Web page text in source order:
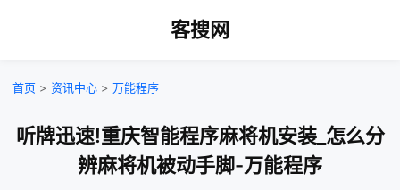
客搜网
首页 > 资讯中心 > 万能程序
听牌迅速!重庆智能程序麻将机安装_怎么分
辨麻将机被动手脚-万能程序